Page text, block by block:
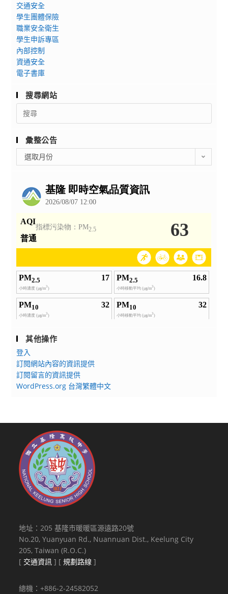
交通安全
學生團體保險
職業安全衛生
學生申訴專區
內部控制
資通安全
電子書庫
搜尋網站
Search
for:
彙整公告
整
選取月份
其他操作
登入
訂閱網站內容的資訊提供
訂閱留言的資訊提供
WordPress.org 台灣繁體中文
地址：205 基隆市暖暖區源遠路20號
No.20, Yuanyuan Rd., Nuannuan Dist., Keelung City
205, Taiwan (R.O.C.)
[ 交通資訊 ] [規劃路線 ]
總機：+886-2-24582052